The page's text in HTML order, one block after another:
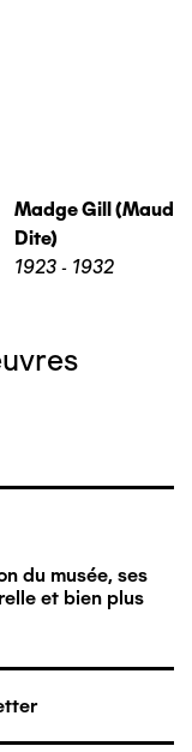
Madge Gill (maude
Dite)
1923 - 1932
du musée, ses
et bien plus